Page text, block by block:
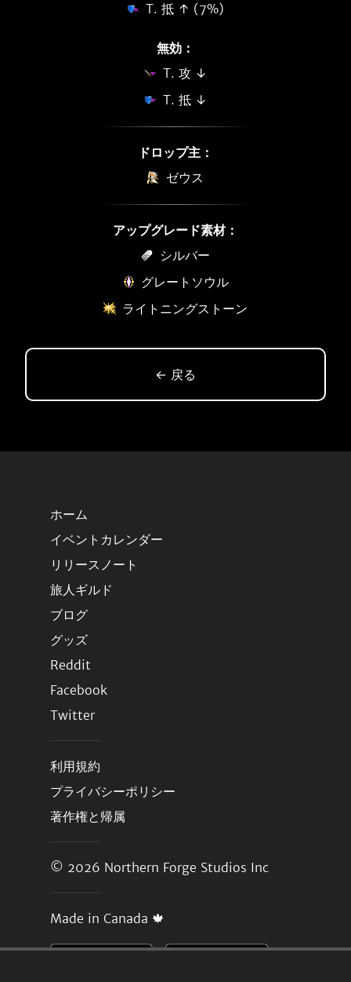
T. 抵 ↑ (7%)
無効：
T. 攻 ↓
T. 抵 ↓
ドロップ主：
ゼウス
アップグレード素材：
シルバー
グレートソウル
ライトニングストーン
← 戻る
ホーム
イベントカレンダー
リリースノート
旅人ギルド
ブログ
グッズ
Reddit
Facebook
Twitter
利用規約
プライバシーポリシー
著作権と帰属
© 2026 Northern Forge Studios Inc
Made in Canada 🍁